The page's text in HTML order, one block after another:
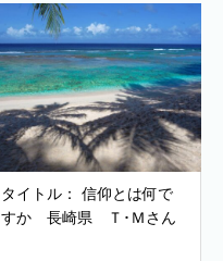
タイトル： 信仰とは何で
すか 長崎県 Ｔ･Ｍさん